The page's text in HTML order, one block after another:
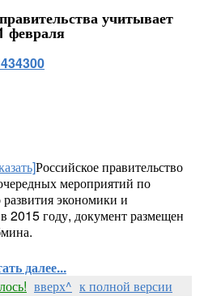
учитывает
февраля
Российское правительство
мероприятий по
экономики и
2015 году, документ размещен
далее...
вверх^ к полной версии